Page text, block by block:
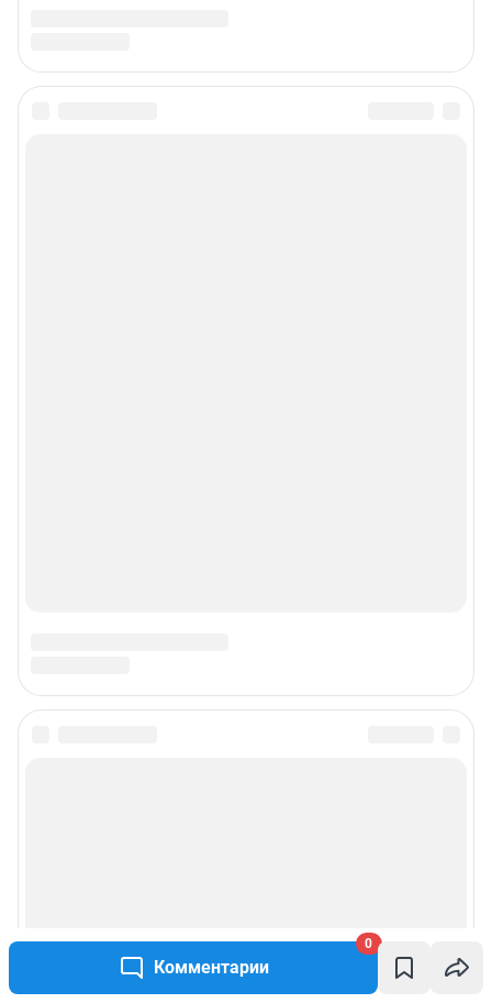
Комментарии
0